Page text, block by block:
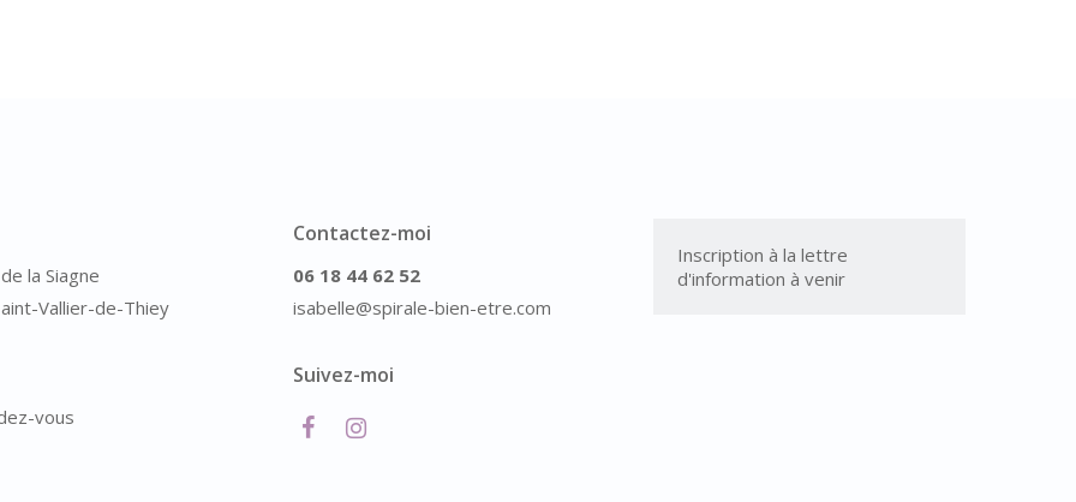
la Siagne
Vallier-de-Thiey
vous
Contactez-moi
06 18 44 62 52
isabelle@spirale-bien-etre.com
Suivez-moi
Inscription à la lettre
d'information à venir